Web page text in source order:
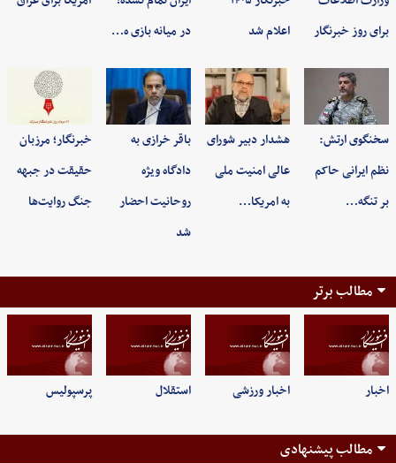
برای روز خبرنگار
اعلام شد
در میانه بازی ه…
سخنگوی ارتش:
نظم ایرانی حاکم
بر تنگه…
هشدار دبیر شورای
عالی امنیت ملی
به امریکا…
باقر خرازی به
دادگاه ویژه
روحانیت احضار
شد
خبرنگار؛ مرزبان
حقیقت در جبهه
جنگ روایت‌ها
مطالب برتر
اخبار اخبار ورزشی استقلال پرسپولیس
مطالب پیشنهادی